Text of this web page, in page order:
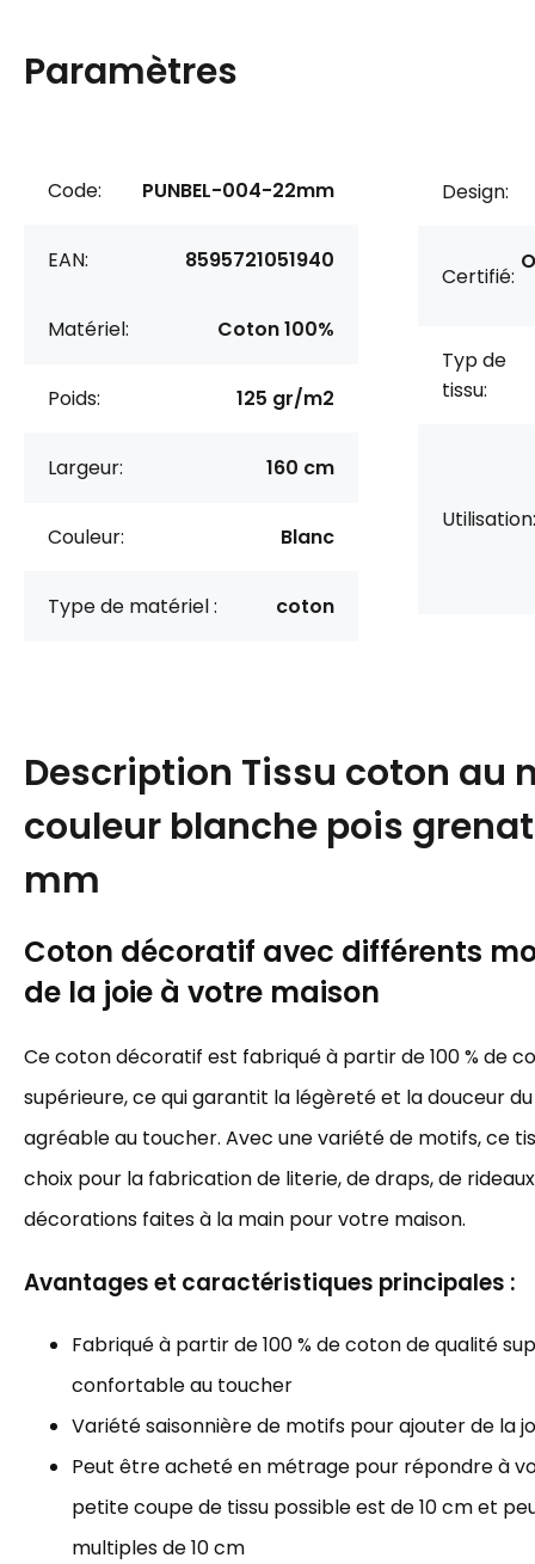
Paramètres
Code: PUNBEL-004-22mm
EAN: 8595721051940
Matériel: Coton 100%
Poids: 125 gr/m2
Largeur: 160 cm
Couleur: Blanc
Type de matériel : coton
Design:
Certifié:
Typ de
tissu:
Utilisation:
Description Tissu coton au
couleur blanche pois
mm
Coton décoratif avec différents
de la joie à votre maison
Ce coton décoratif est fabriqué à partir de 100 % de
supérieure, ce qui garantit la légèreté et la douceur
agréable au toucher. Avec une variété de motifs, ce
choix pour la fabrication de literie, de draps, de
décorations faites à la main pour votre maison.
Avantages et caractéristiques principales :
Fabriqué à partir de 100 % de coton de qualité
confortable au toucher
Variété saisonnière de motifs pour ajouter de la
Peut être acheté en métrage pour répondre à
petite coupe de tissu possible est de 10 cm et
multiples de 10 cm